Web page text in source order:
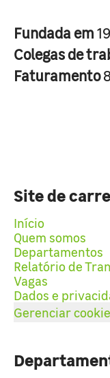
Fundada em
Colegas de
Faturamento
Site de
Início
Quem somos
Departamentos
Relatório de
Vagas
Dados e
Gerenciar